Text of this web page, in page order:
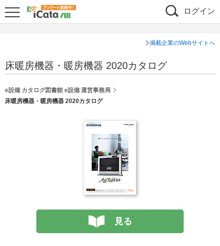
ログイン
掲載企業のWebサイトへ
床暖房機器・暖房機器 2020カタログ
e設備 カタログ図書館 e設備 運営事務局
床暖房機器・暖房機器 2020カタログ
見る